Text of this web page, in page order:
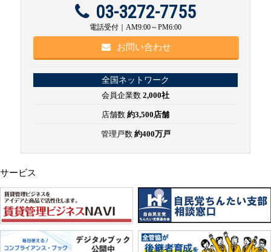
03-3272-7755
電話受付｜AM9:00～PM6:00
お問い合わせ
全国ネットワーク
会員企業数 2,000社
店舗数 約3,500店舗
管理戸数 約400万戸
サービス